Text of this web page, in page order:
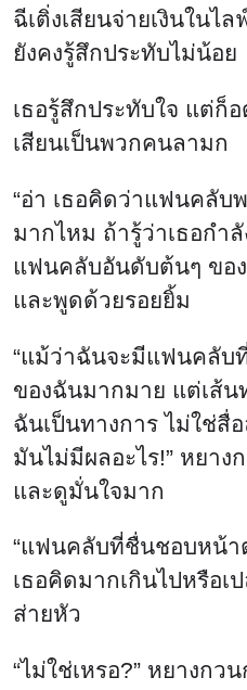
ฉีเติ่งเสียนจ่ายเงินในไ
ยังคงรู้สึกประทับไม่น้อย
เธอรู้สึกประทับใจ แต่ก็
เสียนเป็นพวกคนลามก
“อ่า เธอคิดว่าแฟนคลับ
มากไหม ถ้ารู้ว่าเธอกํา
แฟนคลับอันดับต้นๆ ของ
และพูดด้วยรอยยิ้ม
“แม้ว่าฉันจะมีแฟนคลับ
ของฉันมากมาย แต่เส้น
ฉันเป็นทางการ ไม่ใช่สื่
มันไม่มีผลอะไร!” หยาง
และดูมั่นใจมาก
“แฟนคลับที่ชื่นชอบหน้า
เธอคิดมากเกินไปหรือเ
ส่ายหัว
“ไม่ใช่เหรอ?” หยางก